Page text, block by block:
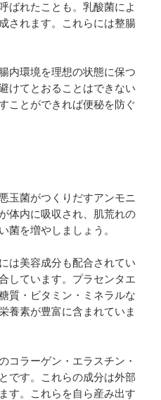
ばれたことも。乳酸菌によ
されます。これらには整腸
内環境を理想の状態に保つ
けてとおることはできない
ことができれば便秘を防ぐ
玉菌がつくりだすアンモニ
体内に吸収され、肌荒れの
菌を増やしましょう。
は美容成分も配合されてい
しています。プラセンタエ
質・ビタミン・ミネラルな
養素が豊富に含まれていま
コラーゲン・エラスチン・
です。これらの成分は外部
す。これらを自ら産み出す